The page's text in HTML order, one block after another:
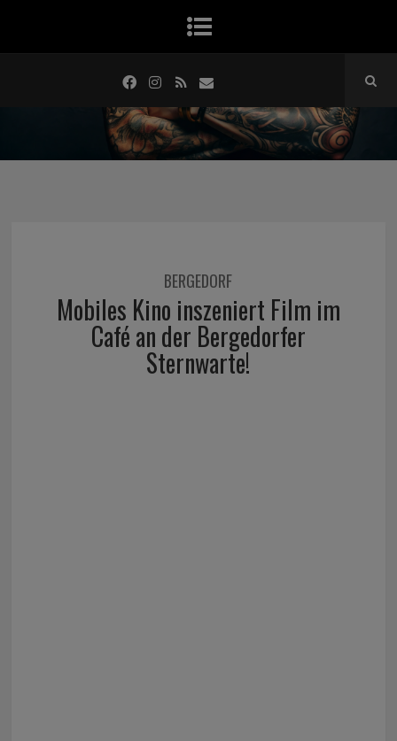
BERGEDORF
Mobiles Kino inszeniert Film im
Café an der Bergedorfer
Sternwarte!